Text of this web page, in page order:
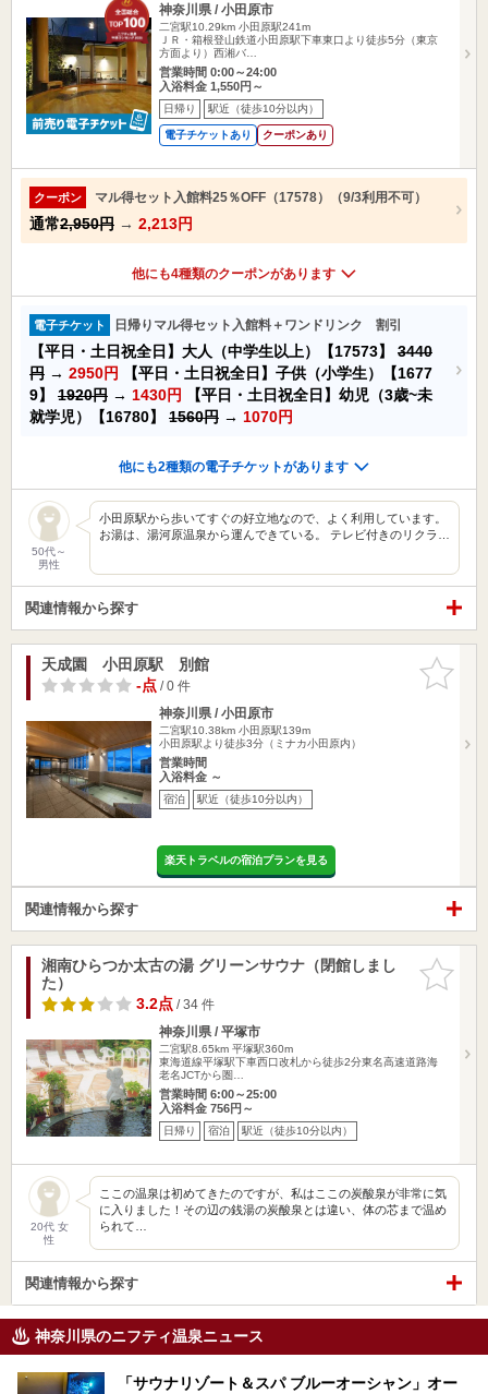
神奈川県 / 小田原市
二宮駅10.29km 小田原駅241m
ＪＲ・箱根登山鉄道小田原駅下車東口より徒歩5分（東京
方面より）西湘バ…
営業時間 0:00～24:00
入浴料金 1,550円～
日帰り 駅近（徒歩10分以内）
電子チケットあり クーポンあり
クーポン マル得セット入館料25％OFF（17578）（9/3利用不可）
通常2,950円 → 2,213円
他にも4種類のクーポンがあります
電子チケット 日帰りマル得セット入館料＋ワンドリンク 割引
【平日・土日祝全日】大人（中学生以上）【17573】 3440
円 → 2950円
【平日・土日祝全日】子供（小学生）【1677
9】 1920円 → 1430円
【平日・土日祝全日】幼児（3歳~未
就学児）【16780】 1560円 → 1070円
他にも2種類の電子チケットがあります
50代～
男性
小田原駅から歩いてすぐの好立地なので、よく利用しています。
お湯は、湯河原温泉から運んできている。 テレビ付きのリクラ…
関連情報から探す
お気に入
りに追加
天成園 小田原駅 別館
-点/ 0 件
神奈川県 / 小田原市
二宮駅10.38km 小田原駅139m
小田原駅より徒歩3分（ミナカ小田原内）
営業時間
入浴料金 ～
宿泊 駅近（徒歩10分以内）
楽天トラベルの宿泊プランを見る
関連情報から探す
お気に入
りに追加
湘南ひらつか太古の湯 グリーンサウナ（閉館しまし
た）
3.2点/ 34 件
神奈川県 / 平塚市
二宮駅8.65km 平塚駅360m
東海道線平塚駅下車西口改札から徒歩2分東名高速道路海
老名JCTから圏…
営業時間 6:00～25:00
入浴料金 756円～
日帰り 宿泊 駅近（徒歩10分以内）
20代 女
性
ここの温泉は初めてきたのですが、私はここの炭酸泉が非常に気
に入りました！その辺の銭湯の炭酸泉とは違い、体の芯まで温め
られて…
関連情報から探す
神奈川県のニフティ温泉ニュース
「サウナリゾート＆スパ ブルーオーシャン」オー